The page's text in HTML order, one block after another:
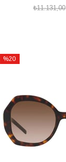
₺11.131,00
%20